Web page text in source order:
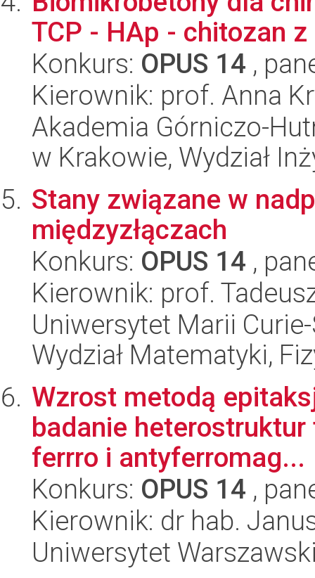
TCP - HAp - chitozan
Konkurs: OPUS 14 ,
Kierownik: prof. Anna
Akademia Górniczo-
w Krakowie, Wydział
Stany związane w
międzyzłączach
Konkurs: OPUS 14 ,
Kierownik: prof.
Uniwersytet Marii
Wydział Matematyki,
Wzrost metodą
badanie
ferrro i antyferromag...
Konkurs: OPUS 14 ,
Kierownik: dr hab.
Uniwersytet